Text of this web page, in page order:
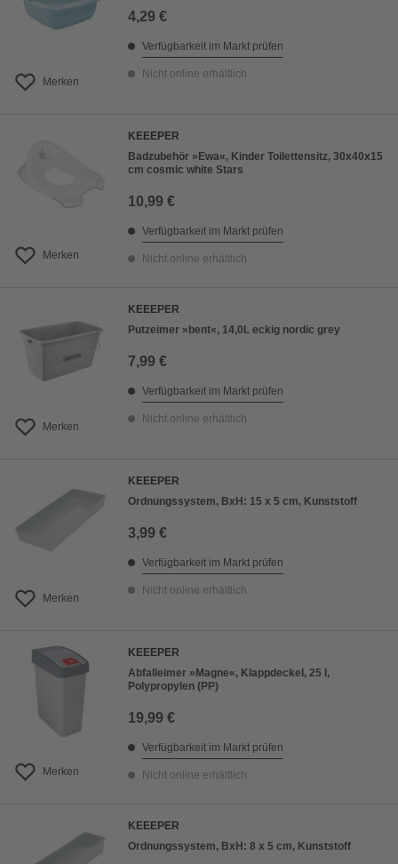
Merken
4,29 €
Verfügbarkeit im Markt prüfen
Nicht online erhältlich
Merken
KEEEPER
Badzubehör »Ewa«, Kinder Toilettensitz, 30x40x15
cm cosmic white Stars
10,99 €
Verfügbarkeit im Markt prüfen
Nicht online erhältlich
Merken
KEEEPER
Putzeimer »bent«, 14,0L eckig nordic grey
7,99 €
Verfügbarkeit im Markt prüfen
Nicht online erhältlich
Merken
KEEEPER
Ordnungssystem, BxH: 15 x 5 cm, Kunststoff
3,99 €
Verfügbarkeit im Markt prüfen
Nicht online erhältlich
Merken
KEEEPER
Abfalleimer »Magne«, Klappdeckel, 25 l,
Polypropylen (PP)
19,99 €
Verfügbarkeit im Markt prüfen
Nicht online erhältlich
KEEEPER
Ordnungssystem, BxH: 8 x 5 cm, Kunststoff